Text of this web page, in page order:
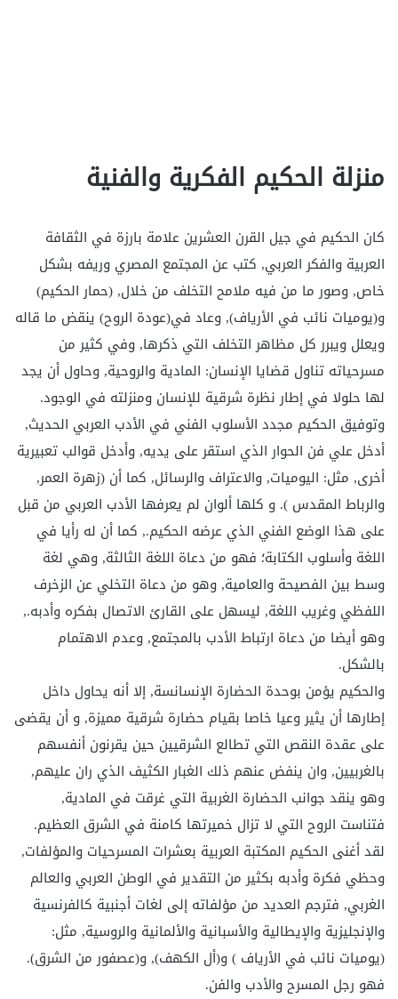
منزلة الحكيم الفكرية والفنية
كان الحكيم في جيل القرن العشرين علامة بارزة في الثقافة
العربية والفكر العربي, كتب عن المجتمع المصري وريفه بشكل
خاص, وصور ما من فيه ملامح التخلف من خلال, (حمار الحكيم)
و(يوميات نائب في الأرياف), وعاد في(عودة الروح) ينقض ما قاله
ويعلل ويبرر كل مظاهر التخلف التي ذكرها, وفي كثير من
مسرحياته تناول قضايا الإنسان: المادية والروحية, وحاول أن يجد
لها حلولا في إطار نظرة شرقية للإنسان ومنزلته في الوجود.
وتوفيق الحكيم مجدد الأسلوب الفني في الأدب العربي الحديث,
أدخل علي فن الحوار الذي استقر على يديه, وأدخل قوالب تعبيرية
أخرى, مثل: اليوميات, والاعتراف والرسائل, كما أن (زهرة العمر,
والرباط المقدس ). و كلها ألوان لم يعرفها الأدب العربي من قبل
على هذا الوضع الفني الذي عرضه الحكيم., كما أن له رأيا في
اللغة وأسلوب الكتابة؛ فهو من دعاة اللغة الثالثة, وهي لغة
وسط بين الفصيحة والعامية, وهو من دعاة التخلي عن الزخرف
اللفظي وغريب اللغة, ليسهل على القارئ الاتصال بفكره وأدبه.,
وهو أيضا من دعاة ارتباط الأدب بالمجتمع, وعدم الاهتمام
بالشكل.
والحكيم يؤمن بوحدة الحضارة الإنسانسة, إلا أنه يحاول داخل
إطارها أن يثير وعيا خاصا بقيام حضارة شرقية مميزة, و أن يقضى
على عقدة النقص التي تطالع الشرقيين حين يقرنون أنفسهم
بالغربيين, وان ينفض عنهم ذلك الغبار الكثيف الذي ران عليهم,
وهو ينقد جوانب الحضارة الغربية التي غرقت في المادية,
فتناست الروح التي لا تزال خميرتها كامنة في الشرق العظيم.
لقد أغنى الحكيم المكتبة العربية بعشرات المسرحيات والمؤلفات,
وحظي فكرة وأدبه بكثير من التقدير في الوطن العربي والعالم
الغربي, فترجم العديد من مؤلفاته إلى لغات أجنبية كالفرنسية
والإنجليزية والإيطالية والأسبانية والألمانية والروسية, مثل:
(يوميات نائب في الأرياف ) و(أل الكهف), و(عصفور من الشرق).
فهو رجل المسرح والأدب والفن.